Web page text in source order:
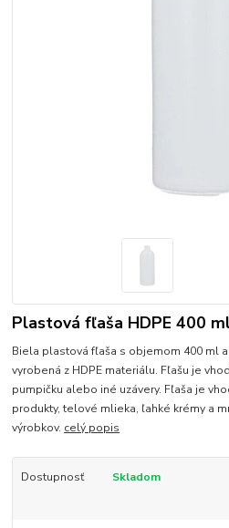
Plastová fľaša HDPE 400
Biela plastová fľaša s objemom 400 ml
vyrobená z HDPE materiálu. Fľašu je
pumpičku alebo iné uzávery. Fľaša je
produkty, telové mlieka, ľahké krémy a
výrobkov. celý popis
Dostupnosť Skladom